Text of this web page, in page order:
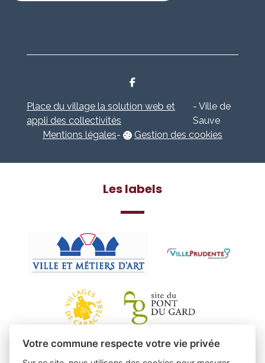
Place du village la solution web et
appli des collectivités
- Ville de
Sauve
Mentions légales- Gestion des cookies
Les labels
Votre commune respecte votre vie privée